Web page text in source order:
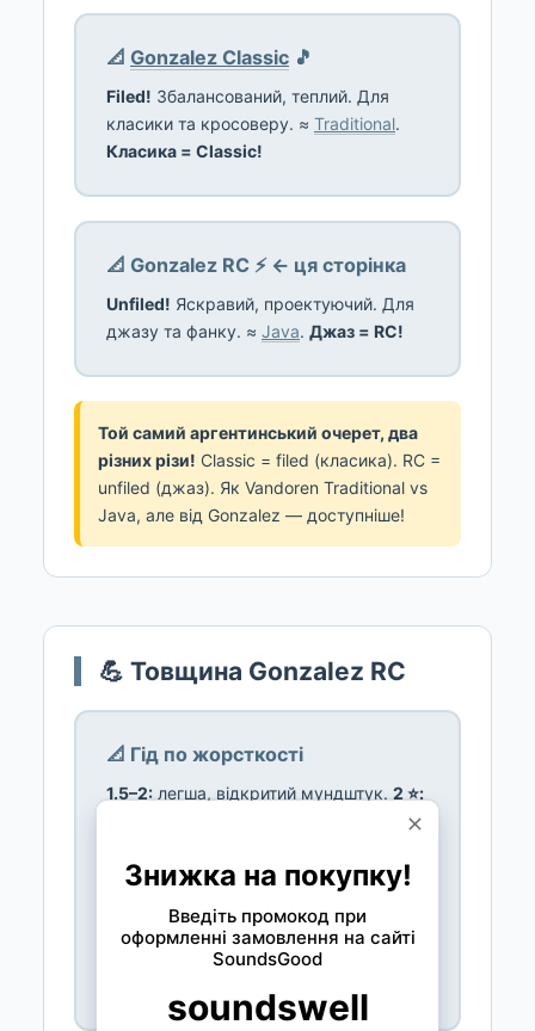
📐 Gonzalez Classic 🎵
Filed! Збалансований, теплий. Для
класики та кросоверу. ≈ Traditional.
Класика = Classic!
📐 Gonzalez RC ⚡ ← ця сторінка
Unfiled! Яскравий, проектуючий. Для
джазу та фанку. ≈ Java. Джаз = RC!
Той самий аргентинський очерет, два
різних різи! Classic = filed (класика). RC =
unfiled (джаз). Як Vandoren Traditional vs
Java, але від Gonzalez — доступніше!
💪 Товщина Gonzalez RC
📐 Гід по жорсткості
1.5–2: легша, відкритий мундштук. 2 ⭐:
закритіші мундштуки.RC ≈
≈ Java 2.5. Деякі відзначають що
Gonzalez трохи м'якші — можна